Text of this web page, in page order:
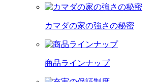
カマダの家の強さの秘密
商品ラインナップ